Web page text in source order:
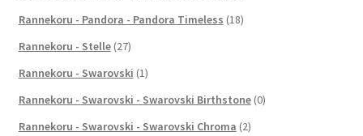
Rannekoru - Pandora - Pandora Timeless (18)
Rannekoru - Stelle (27)
Rannekoru - Swarovski (1)
Rannekoru - Swarovski - Swarovski Birthstone (0)
Rannekoru - Swarovski - Swarovski Chroma (2)